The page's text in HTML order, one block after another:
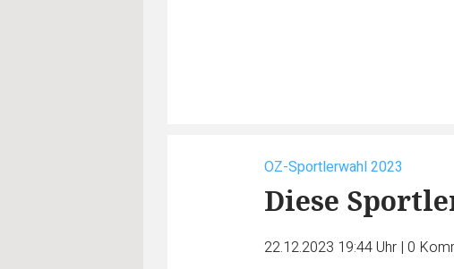
OZ-Sportlerwahl 2023
Diese
22.12.2023 19:44 Uhr | 0